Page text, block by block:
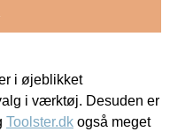
i øjeblikket
i værktøj. Desuden er
Toolster.dk også meget